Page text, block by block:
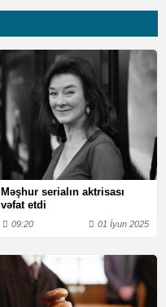
Məşhur serialın aktrisası
vəfat etdi
09:20 01 İyun 2025